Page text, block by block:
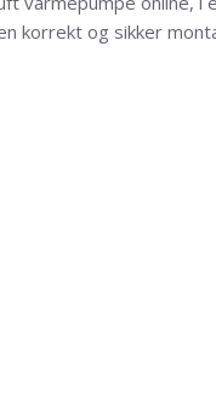
korrekt og sikker